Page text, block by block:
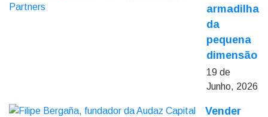
armadilha
da
pequena
dimensão
19 de
Junho, 2026
Vender